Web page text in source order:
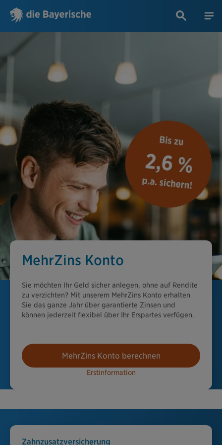
MehrZins Konto
Sie möchten Ihr Geld sicher anlegen, ohne auf Rendite
zu verzichten? Mit unserem MehrZins Konto erhalten
Sie das ganze Jahr über garantierte Zinsen und
können jederzeit flexibel über Ihr Erspartes verfügen.
Erstinformation
MehrZins Konto berechnen
Zahnzusatzversicherung